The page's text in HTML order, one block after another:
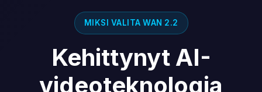
MIKSI VALITA WAN 2.2
Kehittynyt AI-
videoteknologia